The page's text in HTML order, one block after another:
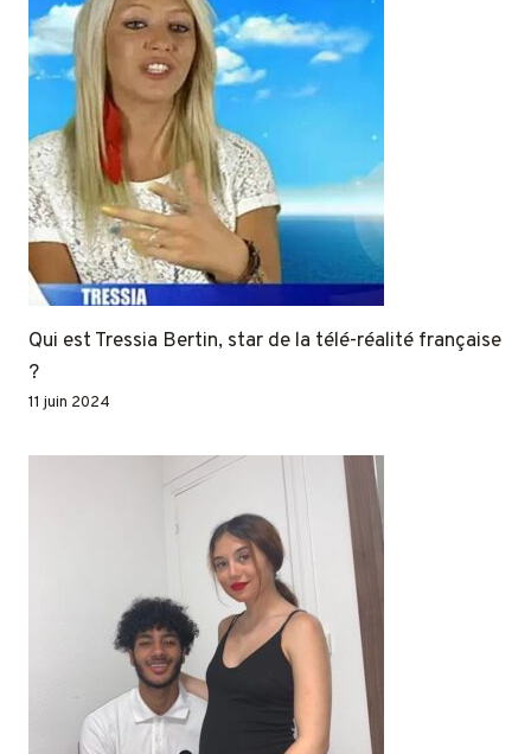
Qui est Tressia Bertin, star de la télé-réalité française
?
11 juin 2024